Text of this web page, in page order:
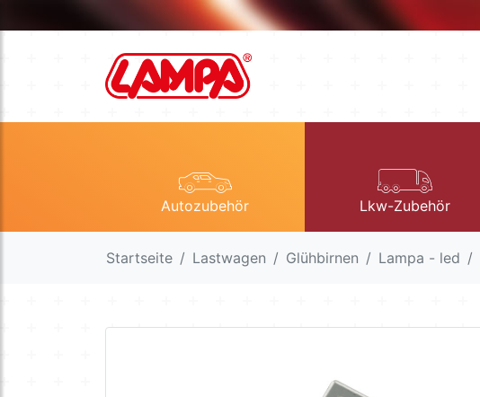
Autozubehör Lkw-Zubehör
Startseite Lastwagen Glühbirnen Lampa - led